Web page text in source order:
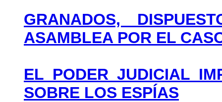
GRANADOS,
ASAMBLEA POR EL
EL PODER JUDICIAL
SOBRE LOS ESPÍAS